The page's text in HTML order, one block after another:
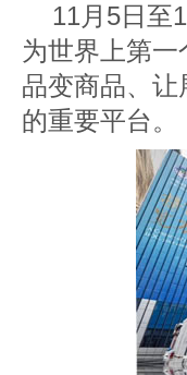
11月5日至
为世界上第
品变商品、
的重要平台。